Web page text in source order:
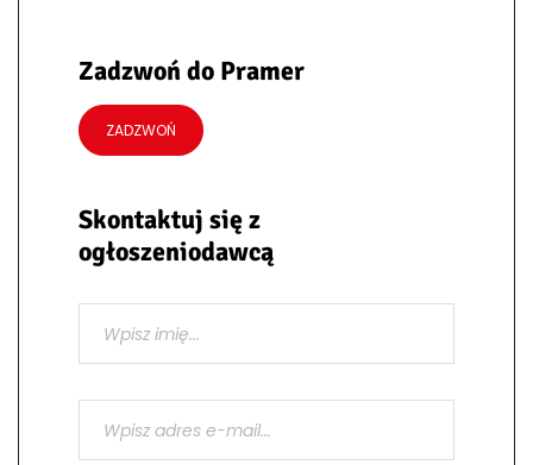
Zadzwoń do Pramer
ZADZWOŃ
Skontaktuj się z
ogłoszeniodawcą